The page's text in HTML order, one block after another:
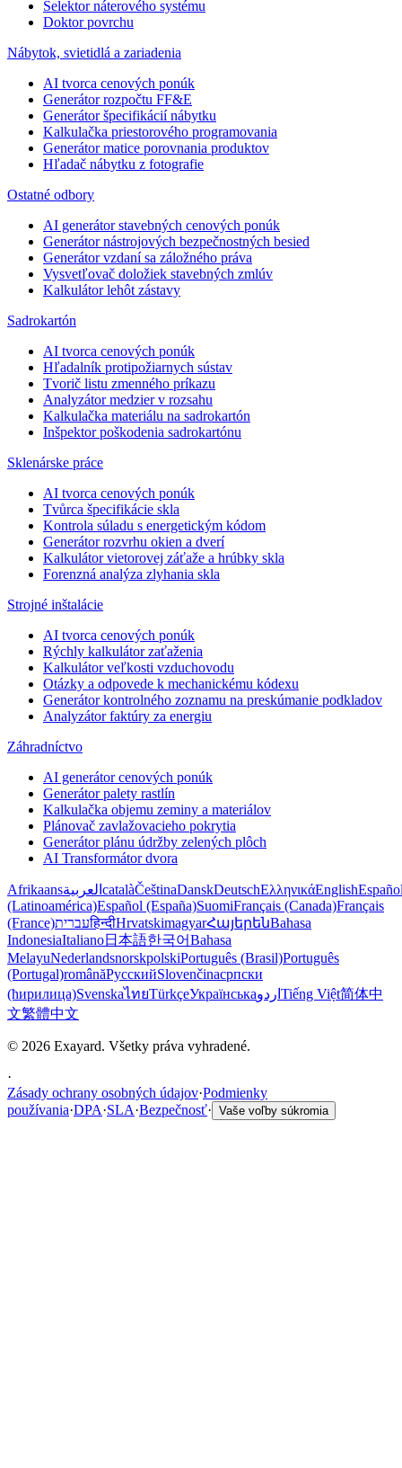
Selektor náterového systému
Doktor povrchu
Nábytok, svietidlá a zariadenia
AI tvorca cenových ponúk
Generátor rozpočtu FF&E
Generátor špecifikácií nábytku
Kalkulačka priestorového programovania
Generátor matice porovnania produktov
Hľadač nábytku z fotografie
Ostatné odbory
AI generátor stavebných cenových ponúk
Generátor nástrojových bezpečnostných besied
Generátor vzdaní sa záložného práva
Vysvetľovač doložiek stavebných zmlúv
Kalkulátor lehôt zástavy
Sadrokartón
AI tvorca cenových ponúk
Hľadalník protipožiarnych sústav
Tvorič listu zmenného príkazu
Analyzátor medzier v rozsahu
Kalkulačka materiálu na sadrokartón
Inšpektor poškodenia sadrokartónu
Sklenárske práce
AI tvorca cenových ponúk
Tvůrca špecifikácie skla
Kontrola súladu s energetickým kódom
Generátor rozvrhu okien a dverí
Kalkulátor vietorovej záťaže a hrúbky skla
Forenzná analýza zlyhania skla
Strojné inštalácie
AI tvorca cenových ponúk
Rýchly kalkulátor zaťaženia
Kalkulátor veľkosti vzduchovodu
Otázky a odpovede k mechanickému kódexu
Generátor kontrolného zoznamu na preskúmanie podkladov
Analyzátor faktúry za energiu
Záhradníctvo
AI generátor cenových ponúk
Generátor palety rastlín
Kalkulačka objemu zeminy a materiálov
Plánovač zavlažovacieho pokrytia
Generátor plánu údržby zelených plôch
AI Transformátor dvora
Afrikaansالعربية catalàČeštinaDanskDeutschΕλληνικάEnglish
(Latinoamérica)Español (España)SuomiFrançais (Canada)Français
(France)עבריתहिन्दीHrvatskimagyarՀայերենBahasa
IndonesiaItaliano日本語한국어Bahasa
MelayuNederlandsnorskpolskiPortuguês (Brasil)Português
(Portugal)românăРусскийSlovenčinaсрпски
(ћирилица)SvenskaไทยTürkçeУкраїнськаاردو Tiếng Việt简体中
文繁體中文
© 2026 Exayard. Všetky práva vyhradené.
·
Zásady ochrany osobných údajov·Podmienky
používania·DPA·SLA·Bezpečnosť· Vaše voľby súkromia